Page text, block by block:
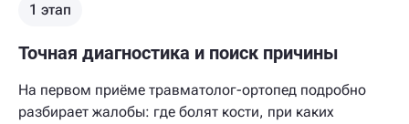
1 этап
Точная диагностика и поиск причины
На первом приёме травматолог-ортопед подробно
разбирает жалобы: где болят кости, при каких